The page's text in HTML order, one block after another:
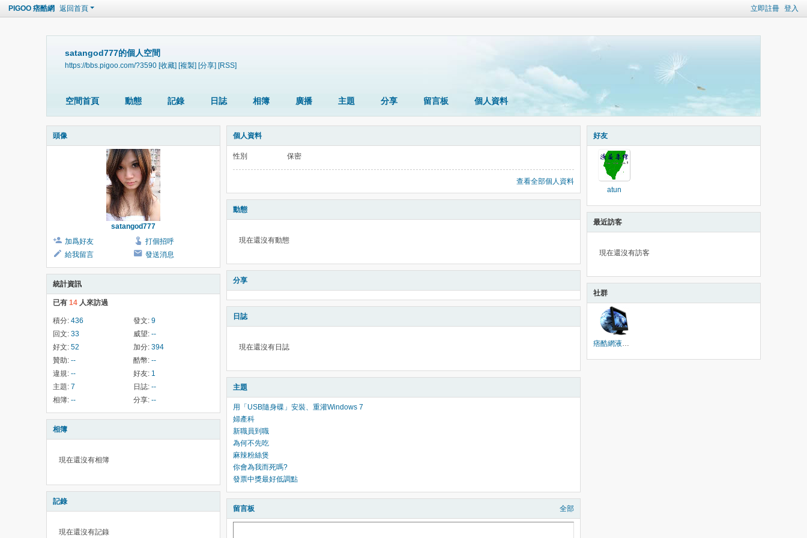
立即註冊 登入
PIGOO 痞酷網 返回首頁
satangod777的個人空間
https://bbs.pigoo.com/?3590 [收藏] [複製] [分享] [RSS]
空間首頁 動態 記錄 日誌 相簿 廣播 主題 分享 留言板 個人資料
頭像
satangod777
加爲好友
打個招呼
給我留言
發送消息
統計資訊
已有 14 人來訪過
積分: 436 發文: 9
回文: 33 威望: --
好文: 52 加分: 394
贊助: -- 酷幣: --
違規: -- 好友: 1
主題: 7 日誌: --
相簿: -- 分享: --
相簿
現在還沒有相簿
記錄
現在還沒有記錄
個人資料
性別 保密
查看全部個人資料
動態
現在還沒有動態
分享
日誌
現在還沒有日誌
主題
用「USB隨身碟」安裝、重灌Windows 7
婦產科
新職員到職
為何不先吃
麻辣粉絲煲
你會為我而死嗎?
發票中獎最好低調點
留言板 全部
好友
atun
最近訪客
現在還沒有訪客
社群
痞酷網液晶維修大聯盟|LCD維修|液晶電視維修